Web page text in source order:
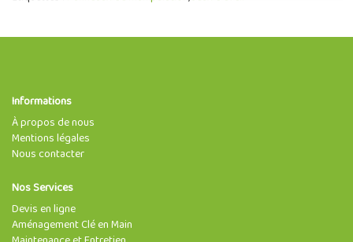
Informations
À propos de nous
Mentions légales
Nous contacter
Nos Services
Devis en ligne
Aménagement Clé en Main